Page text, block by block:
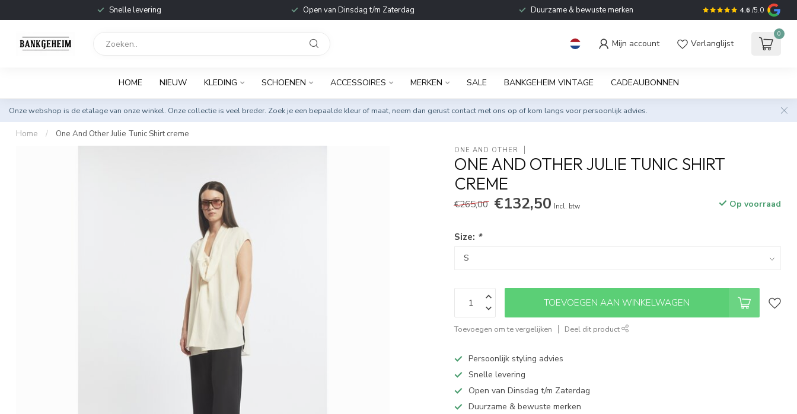
Snelle levering Open van Dinsdag t/m Zaterdag Duurzame & bewuste merken 4.6 /5.0
Mijn account Verlanglijst
0
HOME NIEUW KLEDING SCHOENEN ACCESSOIRES MERKEN SALE BANKGEHEIM VINTAGE CADEAUBONNEN
Onze webshop is de etalage van onze winkel. Onze collectie is veel breder. Zoek je een bepaalde kleur of maat, neem dan gerust contact met ons op of kom langs voor persoonlijk advies.
Home / One And Other Julie Tunic Shirt creme
ONE AND OTHER
ONE AND OTHER JULIE TUNIC SHIRT
CREME
€265,00 €132,50 Incl. btw Op voorraad
Size: *
TOEVOEGEN AAN WINKELWAGEN
Toevoegen om te vergelijken Deel dit product
Persoonlijk styling advies
Snelle levering
Open van Dinsdag t/m Zaterdag
Duurzame & bewuste merken